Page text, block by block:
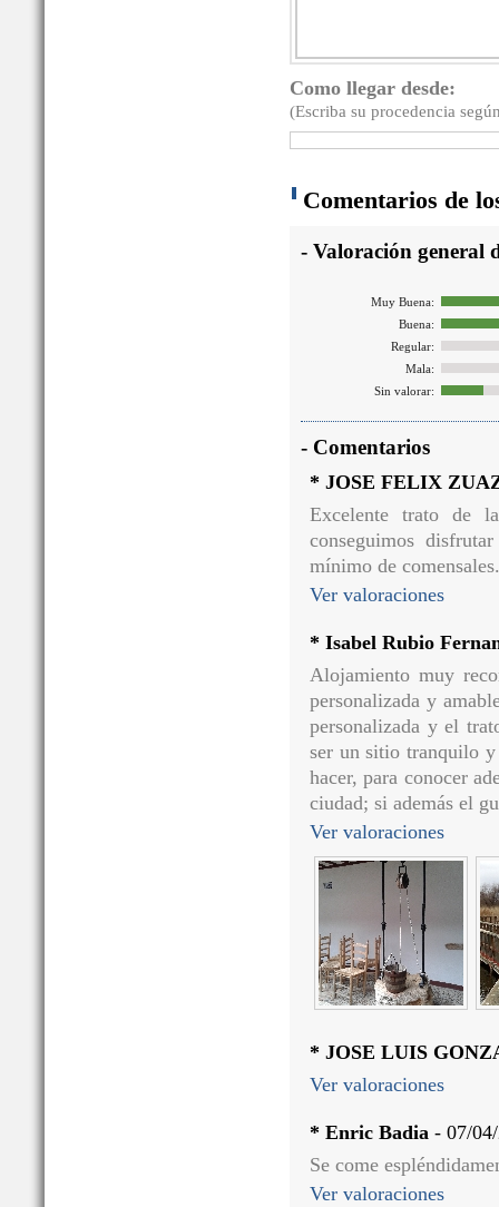
Como llegar desde:
(Escriba su procedencia
Comentarios de
- Valoración general
Muy Buena:
Buena:
Regular:
Mala:
Sin valorar:
- Comentarios
* JOSE FELIX
Excelente trato de
conseguimos
mínimo de comensales.
Ver valoraciones
* Isabel Rubio
Alojamiento muy
personalizada y
personalizada y el
ser un sitio tranquilo
hacer, para conocer
ciudad; si además el
Ver valoraciones
* JOSE LUIS
Ver valoraciones
* Enric Badia - 07/
Se come
Ver valoraciones